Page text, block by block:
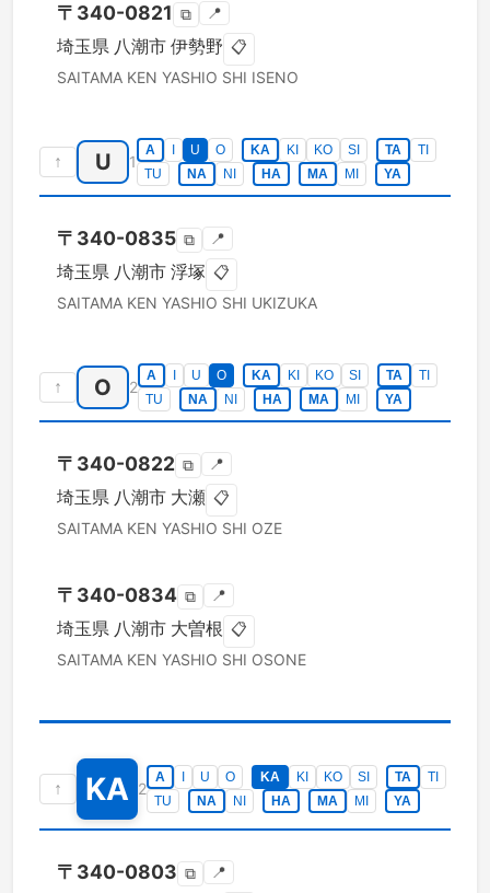
〒 340-0821 ⧉ 📍
埼玉県 八潮市 伊勢野 📋
SAITAMA KEN YASHIO SHI ISENO
↑ U 1
A U O KA KI KO SI TA
TI
TU
NA NI HA MA MI YA
〒 340-0835 ⧉ 📍
埼玉県 八潮市 浮塚 📋
SAITAMA KEN YASHIO SHI UKIZUKA
↑ O 2
A U O KA KI KO SI TA
TI
TU
NA NI HA MA MI YA
〒 340-0822 ⧉ 📍
埼玉県 八潮市 大瀬 📋
SAITAMA KEN YASHIO SHI OZE
〒 340-0834 ⧉ 📍
埼玉県 八潮市 大曽根 📋
SAITAMA KEN YASHIO SHI OSONE
↑ KA 2
A U O KA KI KO SI TA
TI
TU
NA NI HA MA MI YA
〒 340-0803 ⧉ 📍